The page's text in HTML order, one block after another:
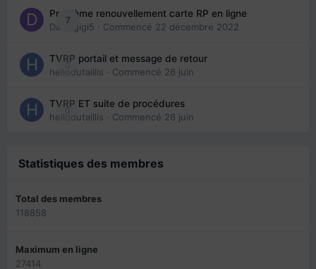
7
Problème renouvellement carte RP en ligne
Davidgigi5 · Commencé 22 décembre 2022
0
TVRP portail et message de retour
hellodutaillis · Commencé 26 juin
0
TVRP ET suite de procédures
hellodutaillis · Commencé 26 juin
Statistiques des membres
Total des membres
118858
Maximum en ligne
27414